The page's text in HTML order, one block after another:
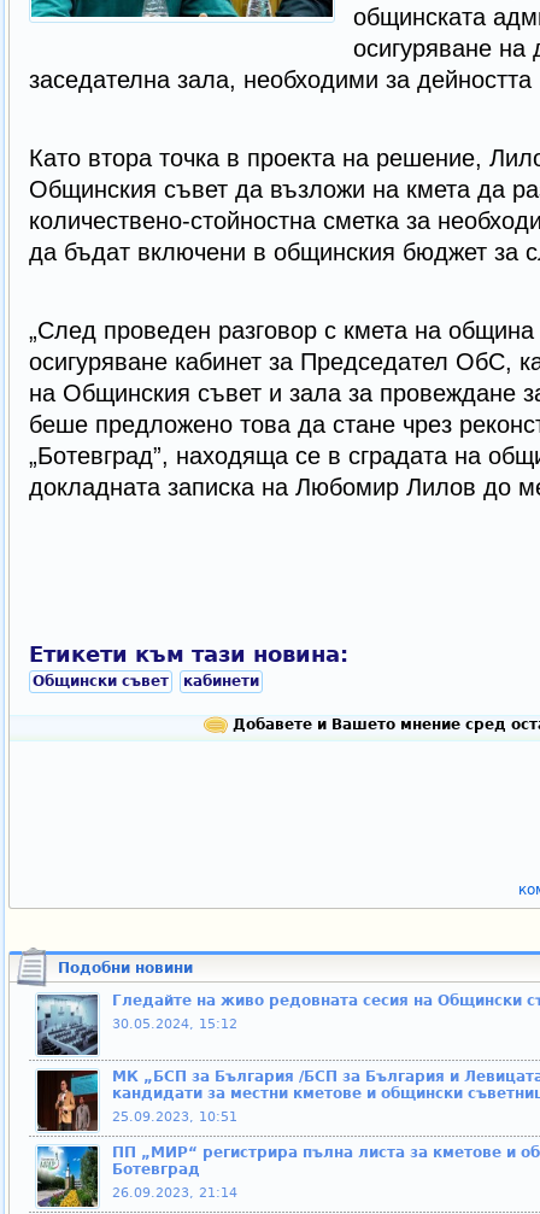
общинската
осигуряване на
заседателна зала, необходими за
Като втора точка в проекта на решение,
Общинския съвет да възложи на кмета да
количествено-стойностна сметка за
да бъдат включени в общинския бюджет за
„След проведен разговор с кмета на община
осигуряване кабинет за Председател ОбС,
на Общинския съвет и зала за провеждане
беше предложено това да стане чрез
„Ботевград”, находяща се в сградата на
докладната записка на Любомир Лилов до
Етикети към тази новина:
Общински съвет кабинети
Добавете и Вашето мнение сред
Подобни новини
Гледайте на живо редовната сесия на Общински
30.05.2024, 15:12
МК „БСП за България /БСП за България и
кандидати за местни кметове и общински
25.09.2023, 10:51
ПП „МИР“ регистрира пълна листа за кметове и
Ботевград
26.09.2023, 21:14